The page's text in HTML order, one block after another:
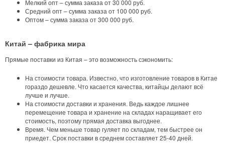
Мелкий опт – сумма заказа от 30 000 руб.
Средний опт – сумма заказа от 100 000 руб.
Оптом – сумма заказа от 300 000 руб.
Китай – фабрика мира
Прямые поставки из Китая – это возможность сэкономить:
На стоимости товара. Известно, что изготовление товаров в Китае
гораздо дешевле. Что касается качества, китайцы делают всё
лучше и лучше.
На стоимости доставки и хранения. Ведь каждое лишнее
перемещение товара и хранение на складах наращивает его
стоимость, поэтому прямая доставка выгоднее.
Время. Чем меньше товар гуляет по складам, тем быстрее он
приедет. Срок поставки в среднем составляет 25-40 дней.